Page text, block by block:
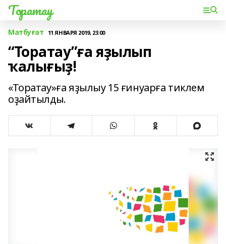
Торатау
Матбуғат 11 ЯНВАРЯ 2019, 23:00
“Торатау”ға яҙылып
ҡалығыҙ!
«Торатау»ға яҙылыу 15 ғинуарға тиклем
оҙайтылды.